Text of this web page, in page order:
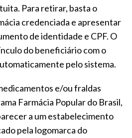
Para retirar, basta o
credenciada e apresentar
de identidade e CPF. O
do beneficiário com o
pelo sistema.
e/ou fraldas
Farmácia Popular do Brasil,
a um estabelecimento
pela logomarca do